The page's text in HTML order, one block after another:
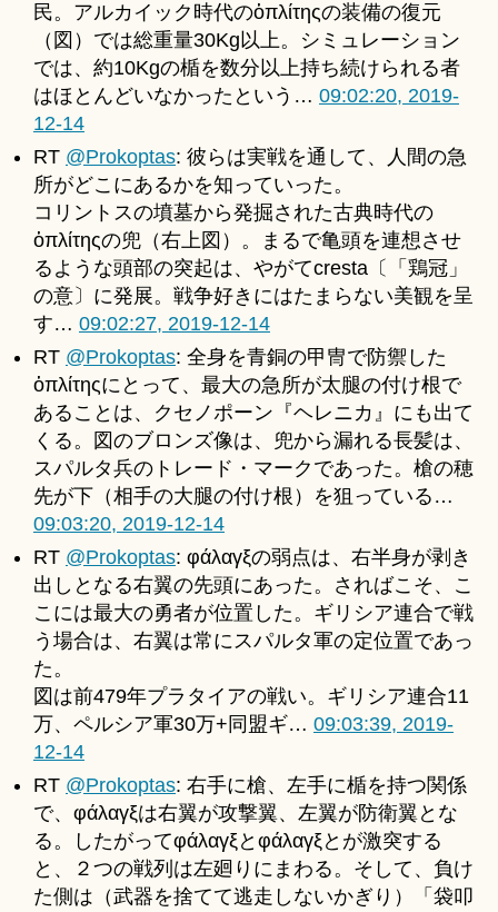
民。アルカイック時代のὁπλίτηςの装備の復元
（図）では総重量30Kg以上。シミュレーション
では、約10Kgの楯を数分以上持ち続けられる者
はほとんどいなかったという… 09:02:20, 2019-
12-14
RT @Prokoptas: 彼らは実戦を通して、人間の急
所がどこにあるかを知っていった。
コリントスの墳墓から発掘された古典時代の
ὁπλίτηςの兜（右上図）。まるで亀頭を連想させ
るような頭部の突起は、やがてcresta〔「鶏冠」
の意〕に発展。戦争好きにはたまらない美観を呈
す… 09:02:27, 2019-12-14
RT @Prokoptas: 全身を青銅の甲冑で防禦した
ὁπλίτηςにとって、最大の急所が太腿の付け根で
あることは、クセノポーン『ヘレニカ』にも出て
くる。図のブロンズ像は、兜から漏れる長髪は、
スパルタ兵のトレード・マークであった。槍の穂
先が下（相手の大腿の付け根）を狙っている…
09:03:20, 2019-12-14
RT @Prokoptas: φάλαγξの弱点は、右半身が剥き
出しとなる右翼の先頭にあった。さればこそ、こ
こには最大の勇者が位置した。ギリシア連合で戦
う場合は、右翼は常にスパルタ軍の定位置であっ
た。
図は前479年プラタイアの戦い。ギリシア連合11
万、ペルシア軍30万+同盟ギ… 09:03:39, 2019-
12-14
RT @Prokoptas: 右手に槍、左手に楯を持つ関係
で、φάλαγξは右翼が攻撃翼、左翼が防衛翼とな
る。したがってφάλαγξとφάλαγξとが激突する
と、２つの戦列は左廻りにまわる。そして、負け
た側は（武器を捨てて逃走しないかぎり）「袋叩